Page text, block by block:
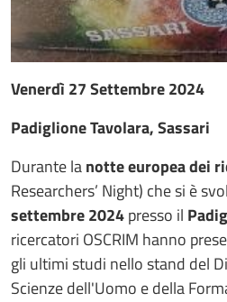
Venerdì 27 Settembre 2024
Padiglione Tavolara, Sassari
Durante lanotte europea dei
Researchers’ Night) che si è
settembre 2024presso il
ricercatori OSCRIM hanno
gli ultimi studi nello stand del
Scienze dell'Uomo e della